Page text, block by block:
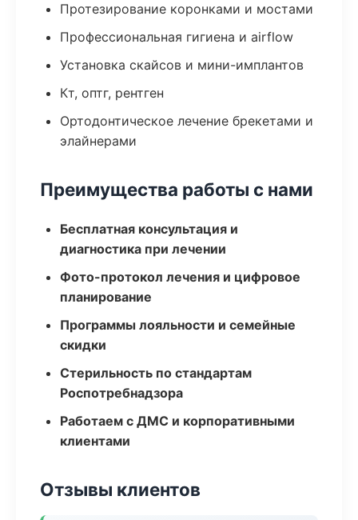
Протезирование коронками и мостами
Профессиональная гигиена и airflow
Установка скайсов и мини-имплантов
Кт, оптг, рентген
Ортодонтическое лечение брекетами и
элайнерами
Преимущества работы с нами
Бесплатная консультация и
диагностика при лечении
Фото-протокол лечения и цифровое
планирование
Программы лояльности и семейные
скидки
Стерильность по стандартам
Роспотребнадзора
Работаем с ДМС и корпоративными
клиентами
Отзывы клиентов